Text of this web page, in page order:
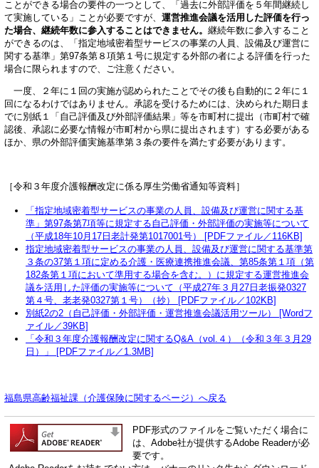
ことができる場合の要件の一つとして、「過去に外部評価を５年間継続し
て実施している」ことが必要ですが、 運営推進会議を活用した評価を行っ
た場合、継続年数に参入することはできません。 継続年数に参入すること
ができるのは、「指定地域密着型サービスの事業の人員、設備及び運営に
関する基準」第97条第８項第１号に規定する外部の者による評価を行った
場合に限られますので、ご注意ください。
一度、２年に１回の実施が認められたことでその後も自動的に２年に１
回になるわけではありません。承認を受けるためには、決められた期日ま
でに別紙１「自己評価及び外部評価結果」等を市町村に提出（市町村で確
認後、承認に必要な情報が市町村から県に提出されます）する必要がある
ほか、県の外部評価実施基準第３条の要件を満たす必要があります。
［令和３年度介護報酬改定に係る厚生労働省通知等資料］
「指定地域密着型サービスの事業の人員、設備及び運営に関する基
準」第97条第7項等に規定する自己評価・外部評価の実施等について
（平成18年10月17日老計発第1017001号） [PDFファイル／116KB]
指定地域密着型サービスの事業の人員、設備及び運営に関する基準第
３条の37第１項に定める介護・医療連携推進会議、第85条第１項（第
182条第１項において準用する場合を含む。）に規定する運営推進会
議を活用した評価の実施等について（平成27年３月27日老振発0327
第４号、老老発0327第１号）（抄） [PDFファイル／102KB]
別紙2の2（自己評価・外部評価・運営推進会議活用ツール） [Wordフ
ァイル／39KB]
「令和３年度介護報酬改定に関するQ&A（vol.４）（令和３年３月29
日）」 [PDFファイル／1.3MB]
福島県高齢福祉課（介護保険に関するページ ）へ戻る
PDF形式のファイルをご覧いただく場合に
は、Adobe社が提供するAdobe Readerが必
要です。